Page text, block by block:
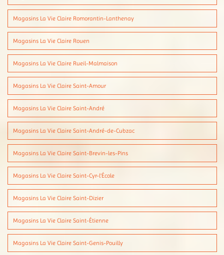
Magasins La Vie Claire Romorantin-Lanthenay
Magasins La Vie Claire Rouen
Magasins La Vie Claire Rueil-Malmaison
Magasins La Vie Claire Saint-Amour
Magasins La Vie Claire Saint-André
Magasins La Vie Claire Saint-André-de-Cubzac
Magasins La Vie Claire Saint-Brevin-les-Pins
Magasins La Vie Claire Saint-Cyr-l'École
Magasins La Vie Claire Saint-Dizier
Magasins La Vie Claire Saint-Étienne
Magasins La Vie Claire Saint-Genis-Pouilly